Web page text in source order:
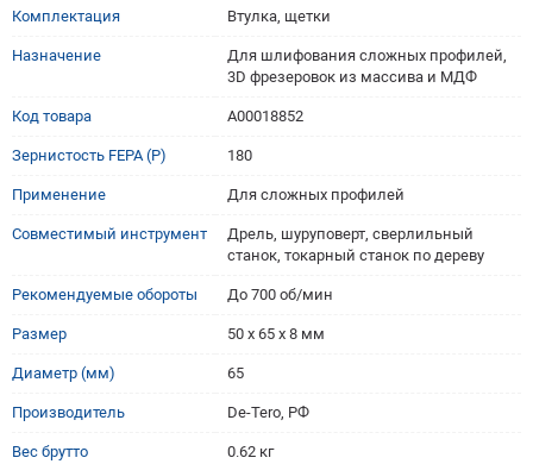
Комплектация Втулка, щетки
Назначение
Для шлифования сложных профилей,
3D фрезеровок из массива и МДФ
Код товара A00018852
Зернистость FEPA (P) 180
Применение Для сложных профилей
Совместимый инструмент
Дрель, шуруповерт, сверлильный
станок, токарный станок по дереву
Рекомендуемые обороты До 700 об/мин
Размер 50 х 65 х 8 мм
Диаметр (мм) 65
Производитель De-Tero, РФ
Вес брутто 0.62 кг